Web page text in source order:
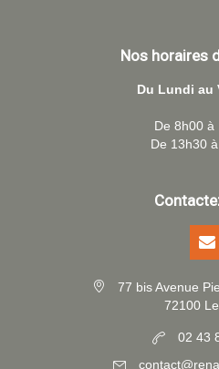
Nos horaires
Du Lundi au
De 8h00 à
De 13h30
77 bis Avenue
72100
02 43